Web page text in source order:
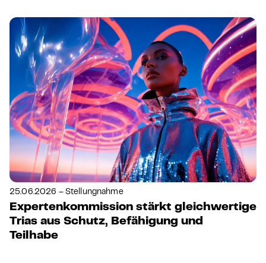
25.06.2026 – Stellungnahme
Expertenkommission stärkt gleichwertige
Trias aus Schutz, Befähigung und
Teilhabe